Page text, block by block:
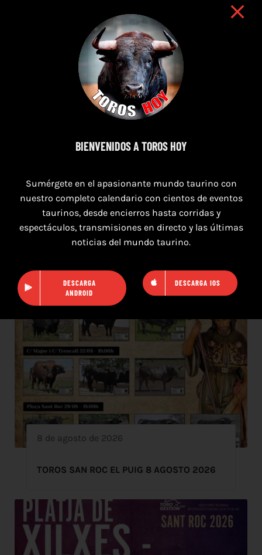
8 de agosto de 2026
TOROS MAGALLON 8 AGOSTO 2026
8 de agosto de 2026
TOROS SAN ROC EL PUIG 8 AGOSTO 2026
BIENVENIDOS A TOROS HOY
Sumérgete en el apasionante mundo taurino con
nuestro completo calendario con cientos de eventos
taurinos, desde encierros hasta corridas y
espectáculos, transmisiones en directo y las últimas
noticias del mundo taurino.
DESCARGA
ANDROID
DESCARGA IOS